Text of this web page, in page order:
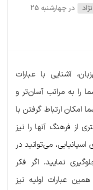
در چهارشنبه 25
آشنایی با عبارات
را به مراتب آسان‌تر و
امکان ارتباط گرفتن با
از فرهنگ آنها را نیز
اسپانیایی، می‌توانید در
نمایید. اگر فکر
عبارات اولیه نیز